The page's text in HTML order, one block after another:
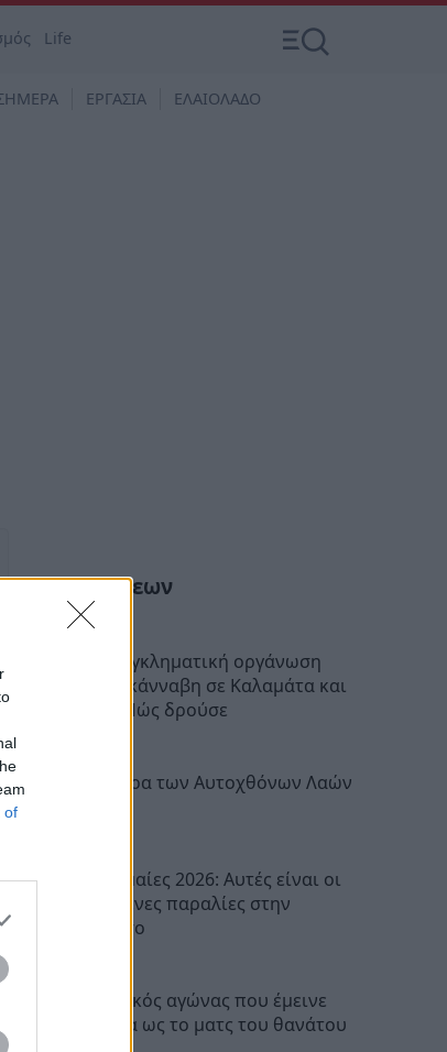
of
Life
ΕΡΓΑΣΙΑ ΕΛΑΙΟΛΑΔΟ
Ροή Ειδήσεων
Μεσσηνία: Εγκληματική οργάνωση
διακινούσε κάνναβη σε Καλαμάτα και
Μεσσήνη – Πώς δρούσε
Διεθνής Ημέρα των Αυτοχθόνων Λαών
Γαλάζιες Σημαίες 2026: Αυτές είναι οι
54 βραβευμένες παραλίες στην
Πελοπόννησο
Ποδοσφαιρικός αγώνας που έμεινε
στην ιστορία ως το ματς του θανάτου